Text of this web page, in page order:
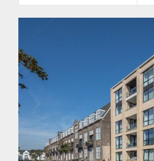
Woonhuis
Appartement
Slaapkamers